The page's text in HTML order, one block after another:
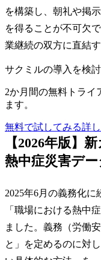
を構築し、朝礼や掲
を得ることが不可欠
業継続の双方に直結
サクミルの導入を検
2か月間の無料トライ
ます。
無料で試してみる詳
【2026年版】
熱中症災害デー
2025年6月の義務化に
「職場における熱中
ました。義務（労働
と」を定めるのに対